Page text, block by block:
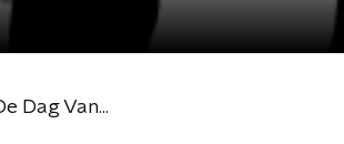
Dag Van...